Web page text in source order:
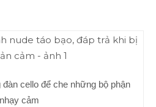
cello để che những bộ phận
nhạy cảm